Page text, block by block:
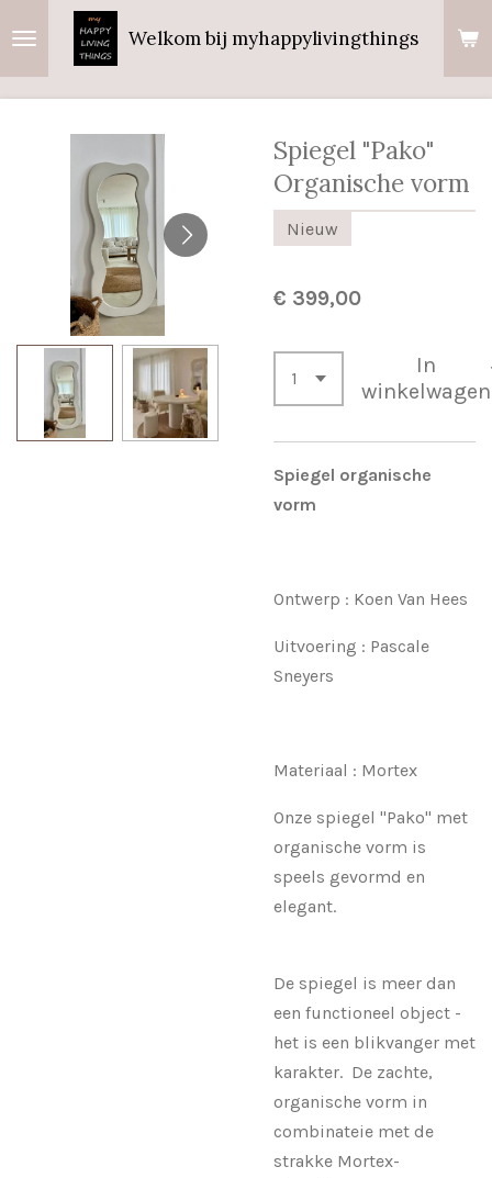
Welkom bij myhappylivingthings
Spiegel "Pako"
Organische vorm
Nieuw
€ 399,00
In
winkelwagen
Spiegel organische
vorm
Ontwerp : Koen Van Hees
Uitvoering : Pascale
Sneyers
Materiaal : Mortex
Onze spiegel "Pako" met
organische vorm is
speels gevormd en
elegant.
De spiegel is meer dan
een functioneel object -
het is een blikvanger met
karakter. De zachte,
organische vorm in
combinateie met de
strakke Mortex-